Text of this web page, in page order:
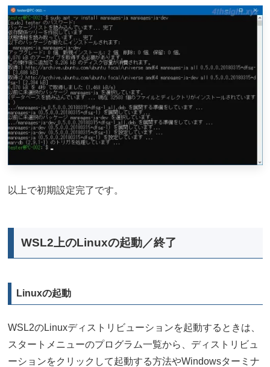
以上で初期設定完了です。
WSL2上のLinuxの起動／終了
Linuxの起動
WSL2のLinuxディストリビューションを起動するときは、
スタートメニューのプログラム一覧から、ディストリビュ
ーションをクリックして起動する方法やWindowsターミナ